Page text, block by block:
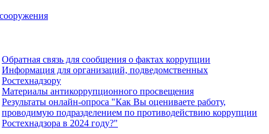
Обратная связь для сообщения о фактах коррупции
Информация для организаций, подведомственных
Ростехнадзору
Материалы антикоррупционного просвещения
Результаты онлайн-опроса "Как Вы оцениваете работу,
проводимую подразделением по противодействию коррупции
Ростехнадзора в 2024 году?"